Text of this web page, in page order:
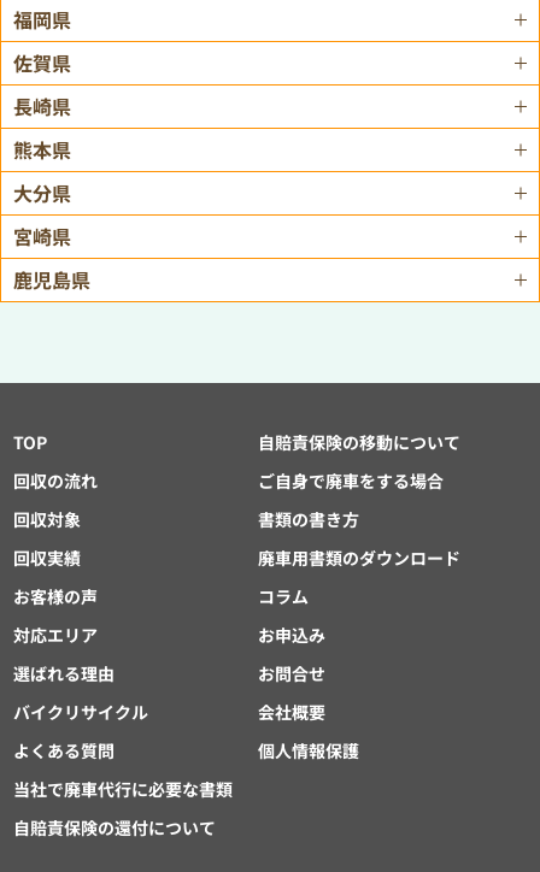
福岡県
佐賀県
長崎県
熊本県
大分県
宮崎県
鹿児島県
TOP
回収の流れ
回収対象
回収実績
お客様の声
対応エリア
選ばれる理由
バイクリサイクル
よくある質問
当社で廃車代行に必要な書類
自賠責保険の還付について
自賠責保険の移動について
ご自身で廃車をする場合
書類の書き方
廃車用書類のダウンロード
コラム
お申込み
お問合せ
会社概要
個人情報保護